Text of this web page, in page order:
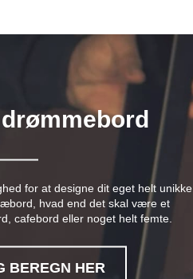
for at designe dit eget helt unikke
hvad end det skal være et
cafebord eller noget helt femte.
BEREGN HER